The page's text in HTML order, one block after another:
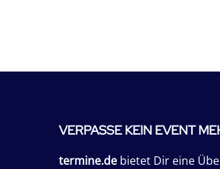
VERPASSE KEIN EVENT
termine.de bietet Dir eine